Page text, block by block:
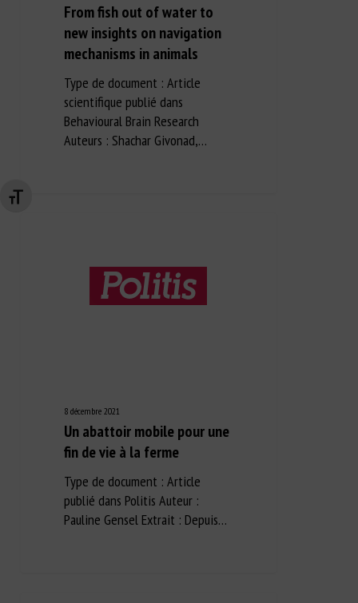
Changer la taille de la police
From fish out of water to
new insights on navigation
mechanisms in animals
Type de document : Article
scientifique publié dans
Behavioural Brain Research
Auteurs : Shachar Givonad,…
8 décembre 2021
Un abattoir mobile pour une
fin de vie à la ferme
Type de document : Article
publié dans Politis Auteur :
Pauline Gensel Extrait : Depuis…